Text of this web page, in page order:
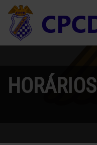
HORÁRIOS